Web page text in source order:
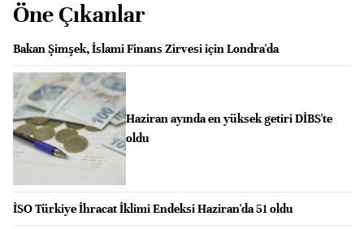
Öne Çıkanlar
Bakan Şimşek, İslami Finans Zirvesi için Londra'da
Haziran ayında en yüksek getiri DİBS'te
oldu
İSO Türkiye İhracat İklimi Endeksi Haziran'da 51 oldu